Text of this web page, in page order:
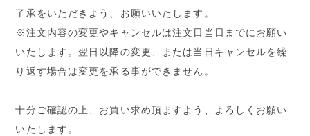
了承をいただきよう、お願いいたします。
※注文内容の変更やキャンセルは注文日当日までにお願い
いたします。翌日以降の変更、または当日キャンセルを繰
り返す場合は変更を承る事ができません。
十分ご確認の上、お買い求め頂ますよう、よろしくお願い
いたします。